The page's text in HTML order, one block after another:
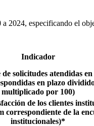
2024, especificando el
Indicador
solicitudes atendidas
en plazo
multiplicado por 100)
de los clientes
de la
institucionales)*